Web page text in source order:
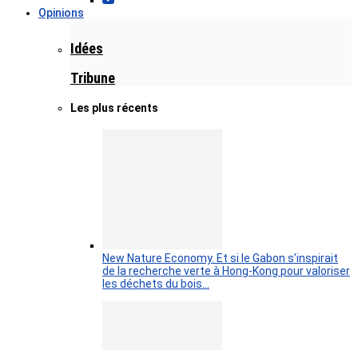
Opinions
Idées
Tribune
Les plus récents
New Nature Economy. Et si le Gabon s’inspirait
de la recherche verte à Hong-Kong pour valoriser
les déchets du bois…